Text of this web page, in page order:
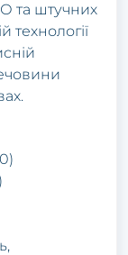
та штучних
технології